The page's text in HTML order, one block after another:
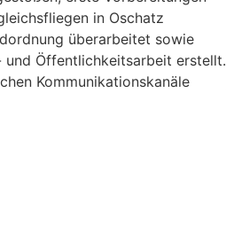
in Oschatz
überarbeitet sowie
Öffentlichkeitsarbeit erstellt.
Kommunikationskanäle